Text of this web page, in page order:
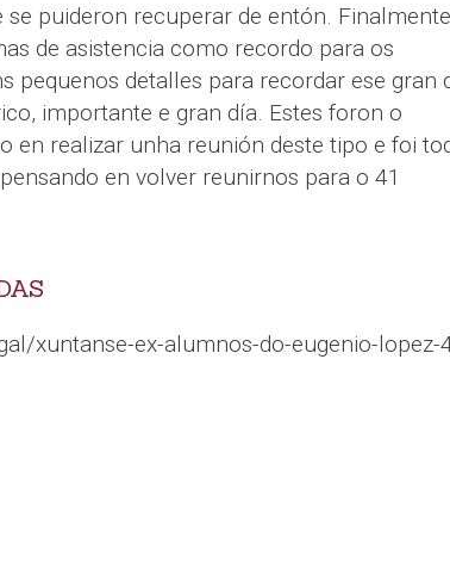
puideron recuperar de entón.
de asistencia como recordo para os
pequenos detalles para recordar ese gran
importante e gran día. Estes foron o
en realizar unha reunión deste tipo e foi
en volver reunirnos para o 41
xuntanse-ex-alumnos-do-eugenio-lopez-